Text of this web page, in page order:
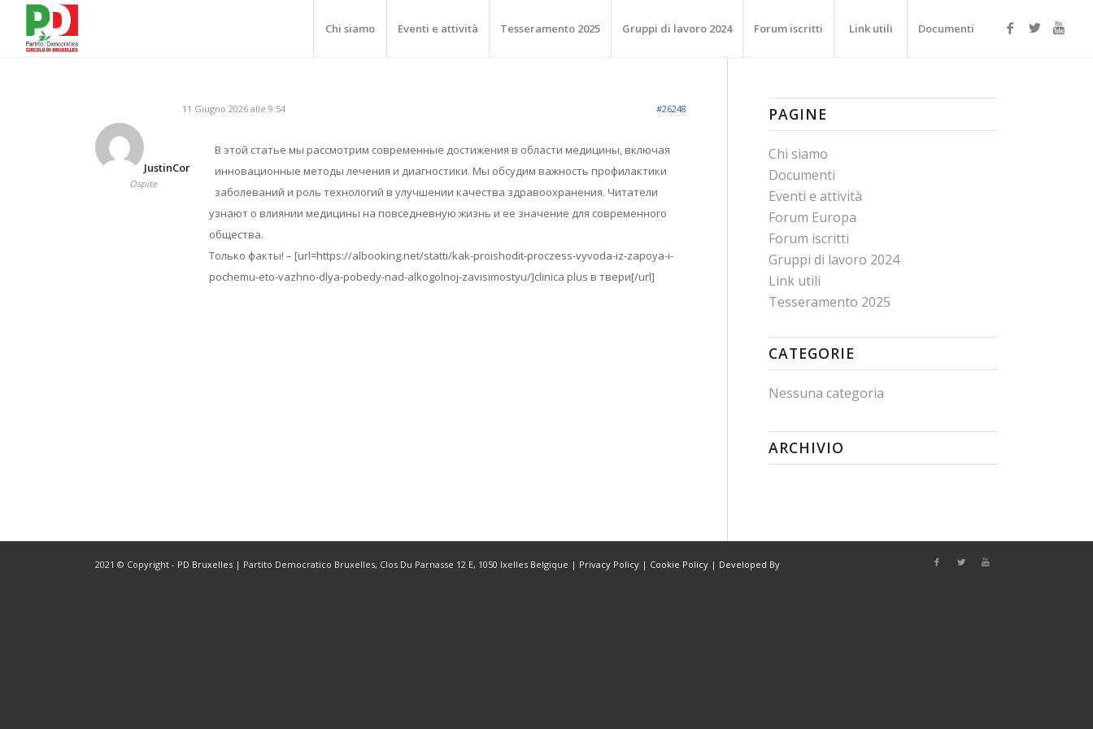
Chi siamo Eventi e attività Tesseramento 2025 Gruppi di lavoro 2024 Forum iscritti Link utili Documenti
11 Giugno 2026 alle 9:54 #26248
JustinCor
Ospite
В этой статье мы рассмотрим современные достижения в области медицины, включая
инновационные методы лечения и диагностики. Мы обсудим важность профилактики
заболеваний и роль технологий в улучшении качества здравоохранения. Читатели
узнают о влиянии медицины на повседневную жизнь и ее значение для современного
общества.
Только факты! – [url=https://albooking.net/statti/kak-proishodit-proczess-vyvoda-iz-zapoya-i-
pochemu-eto-vazhno-dlya-pobedy-nad-alkogolnoj-zavisimostyu/]clinica plus в твери[/url]
PAGINE
Chi siamo
Documenti
Eventi e attività
Forum Europa
Forum iscritti
Gruppi di lavoro 2024
Link utili
Tesseramento 2025
CATEGORIE
Nessuna categoria
ARCHIVIO
2021 © Copyright - PD Bruxelles | Partito Democratico Bruxelles, Clos Du Parnasse 12 E, 1050 Ixelles Belgique | Privacy Policy | Cookie Policy | Developed By